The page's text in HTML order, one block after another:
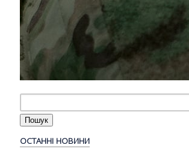
ОСТАННІ НОВИНИ